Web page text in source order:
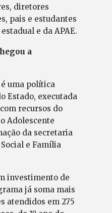
diretores
pais e estudantes
e da APAE.
a
é uma política
Estado, executada
recursos do
Adolescente
da secretaria
e Família
investimento de
já soma mais
atendidos em 275